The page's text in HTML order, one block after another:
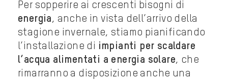
Per sopperire ai crescenti bisogni di
energia, anche in vista dell’arrivo della
stagione invernale, stiamo pianificando
l’installazione di impianti per scaldare
l’acqua alimentati a energia solare, che
rimarranno a disposizione anche una